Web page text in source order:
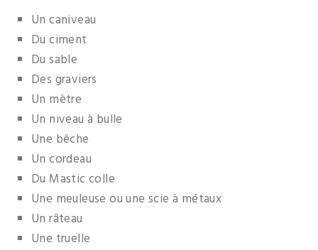
Un caniveau
Du ciment
Du sable
Des graviers
Un mètre
Un niveau à bulle
Une bêche
Un cordeau
Du Mastic colle
Une meuleuse ou une scie à métaux
Un râteau
Une truelle